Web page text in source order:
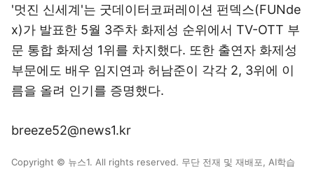
'멋진 신세계'는 굿데이터코퍼레이션 펀덱스(FUNde
x)가 발표한 5월 3주차 화제성 순위에서 TV-OTT 부
문 통합 화제성 1위를 차지했다. 또한 출연자 화제성
부문에도 배우 임지연과 허남준이 각각 2, 3위에 이
름을 올려 인기를 증명했다.
breeze52@news1.kr
Copyright © 뉴스1. All rights reserved. 무단 전재 및 재배포, AI학습